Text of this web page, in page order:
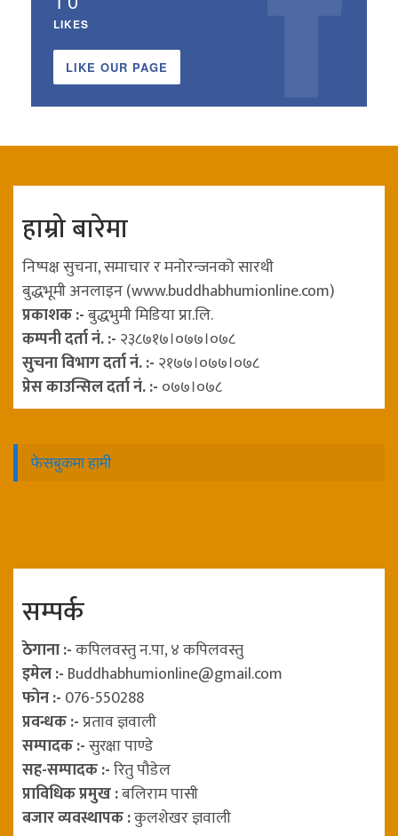
LIKES
LIKE OUR PAGE
हाम्रो बारेमा
निष्पक्ष सुचना, समाचार र मनोरन्जनको सारथी
बुद्धभूमी अनलाइन (www.buddhabhumionline.com)
प्रकाशक :-बुद्धभुमी मिडिया प्रा.लि.
कम्पनी दर्ता नं. :- २३८७१७।०७७।०७८
सुचना विभाग दर्ता नं. :- २१७७।०७७।०७८
प्रेस काउन्सिल दर्ता नं. :- ०७७।०७८
फेसबुकमा हामी
सम्पर्क
ठेगाना :-कपिलवस्तु न.पा, ४ कपिलवस्तु
इमेल :- Buddhabhumionline@gmail.com
फोन :- 076-550288
प्रवन्धक :-प्रताव ज्ञवाली
सम्पादक :-सुरक्षा पाण्डे
सह-सम्पादक :-रितु पौडेल
प्राविधिक प्रमुख :बलिराम पासी
बजार व्यवस्थापक :कुलशेखर ज्ञवाली